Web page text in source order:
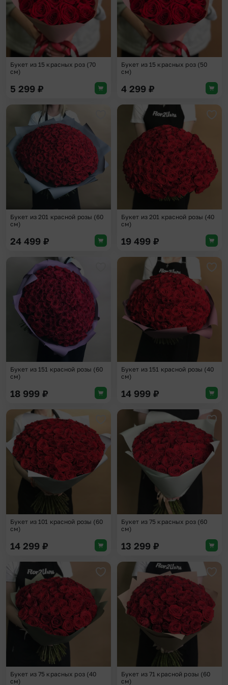
Букет из 15 красных роз (70
см)
5 299 ₽
Букет из 15 красных роз (50
см)
4 299 ₽
Добавить в избранное
Букет из 201 красной розы (60
см)
24 499 ₽
Букет из 201 красной розы (40
см)
19 499 ₽
Добавить в избранное
Букет из 151 красной розы (60
см)
18 999 ₽
Букет из 151 красной розы (40
см)
14 999 ₽
Добавить в избранное
Букет из 101 красной розы (60
см)
14 299 ₽
Букет из 75 красных роз (60
см)
13 299 ₽
Добавить в избранное
Букет из 75 красных роз (40
см)
Букет из 71 красной розы (60
см)